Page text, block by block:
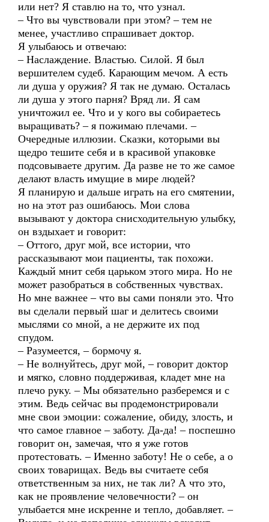
или нет? Я ставлю на то, что узнал.
– Что вы чувствовали при этом? – тем не
менее, участливо спрашивает доктор.
Я улыбаюсь и отвечаю:
– Наслаждение. Властью. Силой. Я был
вершителем судеб. Карающим мечом. А есть
ли душа у оружия? Я так не думаю. Осталась
ли душа у этого парня? Вряд ли. Я сам
уничтожил ее. Что и у кого вы собираетесь
выращивать? – я пожимаю плечами. –
Очередные иллюзии. Сказки, которыми вы
щедро тешите себя и в красивой упаковке
подсовываете другим. Да разве не то же самое
делают власть имущие в мире людей?
Я планирую и дальше играть на его смятении,
но на этот раз ошибаюсь. Мои слова
вызывают у доктора снисходительную улыбку,
он вздыхает и говорит:
– Оттого, друг мой, все истории, что
рассказывают мои пациенты, так похожи.
Каждый мнит себя царьком этого мира. Но не
может разобраться в собственных чувствах.
Но мне важнее – что вы сами поняли это. Что
вы сделали первый шаг и делитесь своими
мыслями со мной, а не держите их под
спудом.
– Разумеется, – бормочу я.
– Не волнуйтесь, друг мой, – говорит доктор
и мягко, словно поддерживая, кладет мне на
плечо руку. – Мы обязательно разберемся и с
этим. Ведь сейчас вы продемонстрировали
мне свои эмоции: сожаление, обиду, злость, и
что самое главное – заботу. Да-да! – поспешно
говорит он, замечая, что я уже готов
протестовать. – Именно заботу! Не о себе, а о
своих товарищах. Ведь вы считаете себя
ответственным за них, не так ли? А что это,
как не проявление человечности? – он
улыбается мне искренне и тепло, добавляет. –